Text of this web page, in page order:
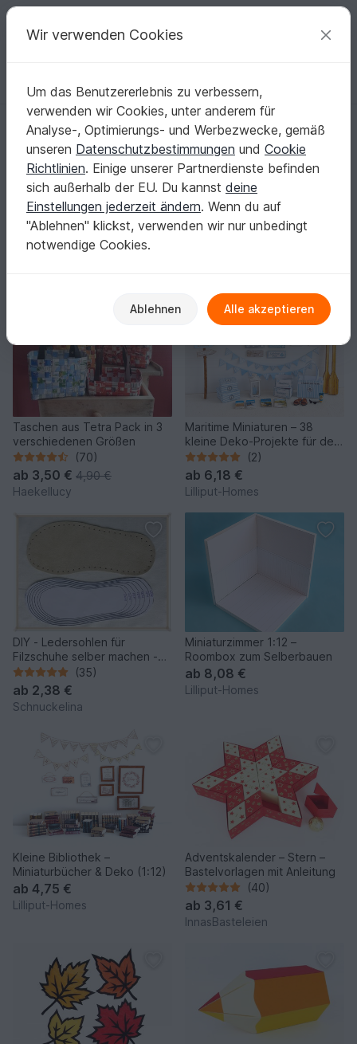
Deine kreativen Ideen
Deutsch | € (EUR) einloggen Kostenlos registrieren
Startseite Basteln
Basteln: Schritt-für-Schritt-Anleitungen, die
sicher gelingen
Du musst kein Bastelprofi sein, um tolle Ergebnisse zu
bekommen.Mehr anzeigen
Taschen aus Tetra Pack in 3
verschiedenen Größen
(70)
ab 3,50 € 4,90 €
Haekellucy
Maritime Miniaturen – 38
kleine Deko-Projekte für den
Ministrand 1:12
(2)
ab 6,18 €
Lilliput-Homes
DIY - Ledersohlen für
Filzschuhe selber machen -
Gr. 22 bis 45(35)
ab 2,38 €
Schnuckelina
Miniaturzimmer 1:12 –
Roombox zum Selberbauen
ab 8,08 €
Lilliput-Homes
Kleine Bibliothek –
Miniaturbücher & Deko (1:12)
ab 4,75 €
Lilliput-Homes
Adventskalender – Stern –
Bastelvorlagen mit Anleitung
(40)
ab 3,61 €
InnasBasteleien
Wir verwenden Cookies
Um das Benutzererlebnis zu verbessern,
verwenden wir Cookies, unter anderem für
Analyse-, Optimierungs- und Werbezwecke, gemäß
unseren Datenschutzbestimmungen und Cookie
Richtlinien. Einige unserer Partnerdienste befinden
sich außerhalb der EU. Du kannst deine
Einstellungen jederzeit ändern. Wenn du auf
"Ablehnen" klickst, verwenden wir nur unbedingt
notwendige Cookies.
Ablehnen Alle akzeptieren